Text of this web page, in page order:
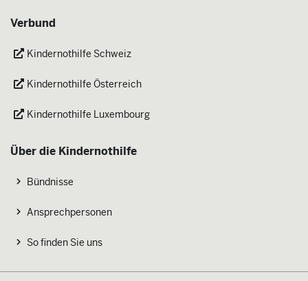
Verbund
Kindernothilfe Schweiz
Kindernothilfe Österreich
Kindernothilfe Luxembourg
Über die Kindernothilfe
Bündnisse
Ansprechpersonen
So finden Sie uns